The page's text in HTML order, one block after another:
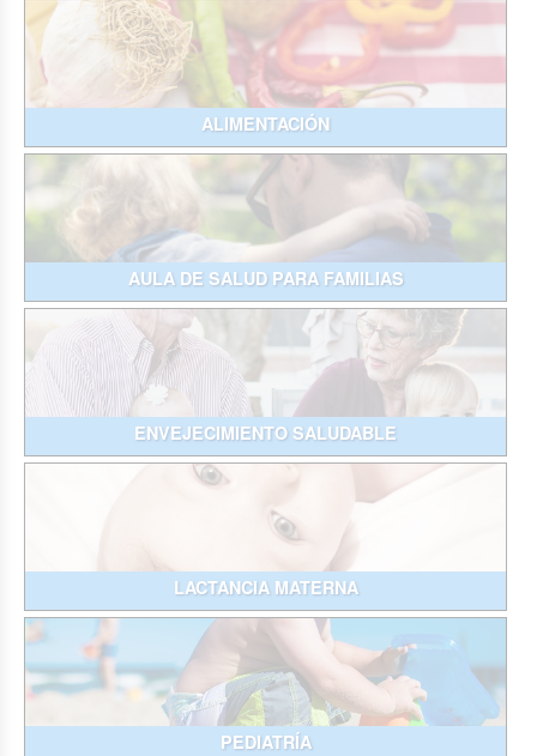
ALIMENTACIÓN
AULA DE SALUD PARA FAMILIAS
ENVEJECIMIENTO SALUDABLE
LACTANCIA MATERNA
PEDIATRÍA